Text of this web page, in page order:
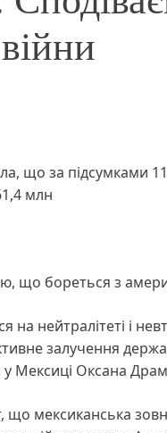
що за підсумками 11
млн
що бореться з
на нейтралітеті і
залучення
у Мексиці Оксана
мексиканська